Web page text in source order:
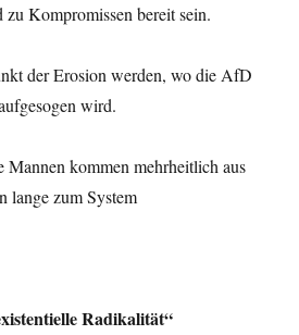
zu Kompromissen bereit sein.
der Erosion werden, wo die AfD
wird.
Mannen kommen mehrheitlich aus
lange zum System
Radikalität“